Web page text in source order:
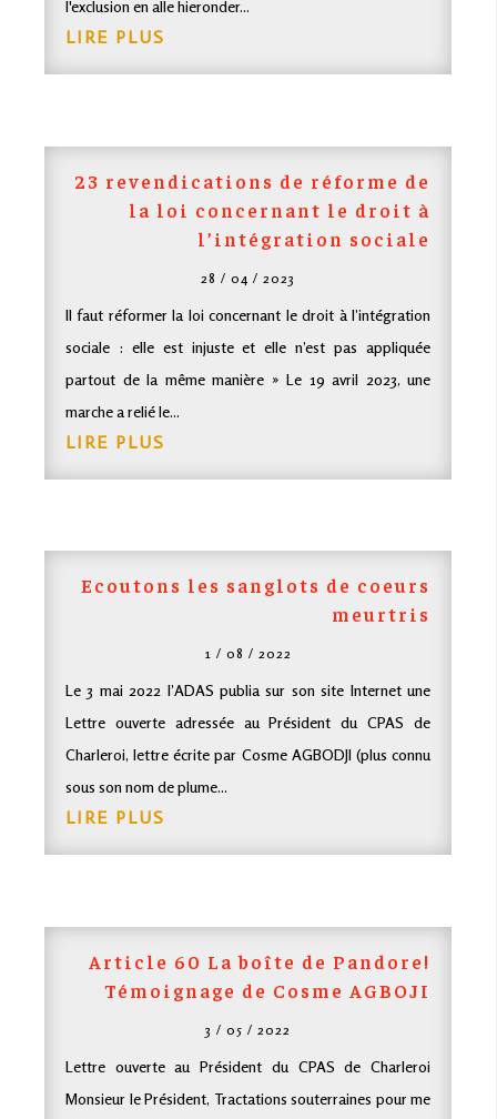
l'exclusion en alle hieronder...
LIRE PLUS
23 revendications de réforme de
la loi concernant le droit à
l’intégration sociale
28 / 04 / 2023
Il faut réformer la loi concernant le droit à l’intégration
sociale : elle est injuste et elle n’est pas appliquée
partout de la même manière » Le 19 avril 2023, une
marche a relié le...
LIRE PLUS
Ecoutons les sanglots de coeurs
meurtris
1 / 08 / 2022
Le 3 mai 2022 l’ADAS publia sur son site Internet une
Lettre ouverte adressée au Président du CPAS de
Charleroi, lettre écrite par Cosme AGBODJI (plus connu
sous son nom de plume...
LIRE PLUS
Article 60 La boîte de Pandore!
Témoignage de Cosme AGBOJI
3 / 05 / 2022
Lettre ouverte au Président du CPAS de Charleroi
Monsieur le Président, Tractations souterraines pour me